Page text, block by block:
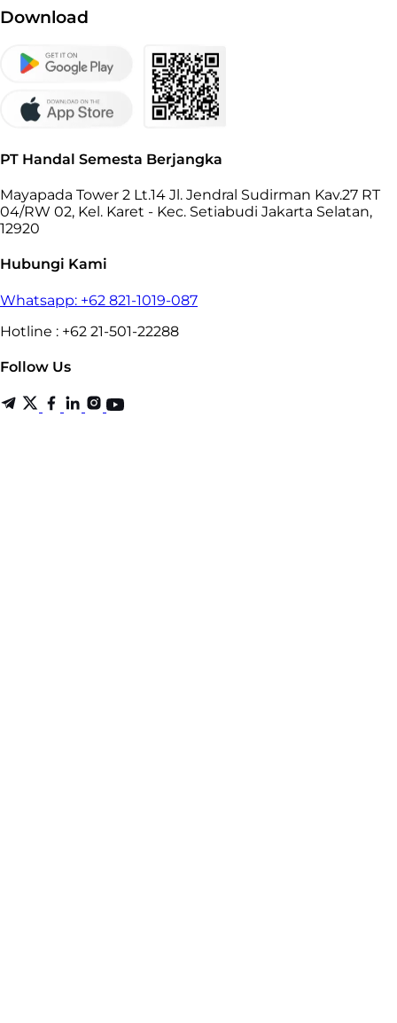
Download
PT Handal Semesta Berjangka
Mayapada Tower 2 Lt.14 Jl. Jendral Sudirman Kav.27 RT
04/RW 02, Kel. Karet - Kec. Setiabudi Jakarta Selatan,
12920
Hubungi Kami
Whatsapp: +62 821-1019-087
Hotline : +62 21-501-22288
Follow Us